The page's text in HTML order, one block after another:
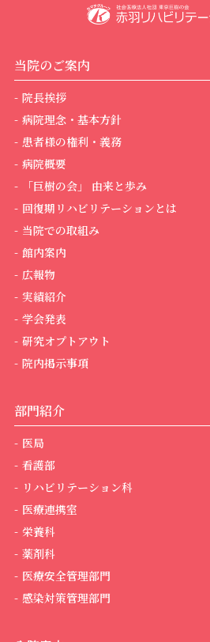
広報物
実績紹介
学会発表
研究オプトアウト
院内掲示事項
医療安全管理部門
感染対策管理部門
当院のご案内
院長挨拶
病院理念・基本方針
患者様の権利・義務
病院概要
「巨樹の会」 由来と歩み
回復期リハビリテーションとは
当院での取組み
館内案内
広報物
実績紹介
学会発表
研究オプトアウト
院内掲示事項
部門紹介
医局
看護部
リハビリテーション科
医療連携室
栄養科
薬剤科
医療安全管理部門
感染対策管理部門